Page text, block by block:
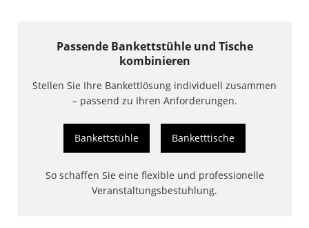
Passende Bankettstühle und Tische
kombinieren
Stellen Sie Ihre Bankettlösung individuell zusammen
– passend zu Ihren Anforderungen.
Bankettstühle Banketttische
So schaffen Sie eine flexible und professionelle
Veranstaltungsbestuhlung.